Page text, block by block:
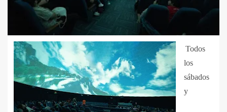
Todos
los
sábados
y